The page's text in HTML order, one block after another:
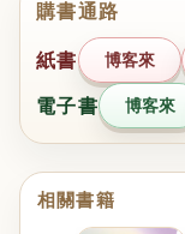
購書通路
紙書 博客來
電子書 博客來
相關書籍